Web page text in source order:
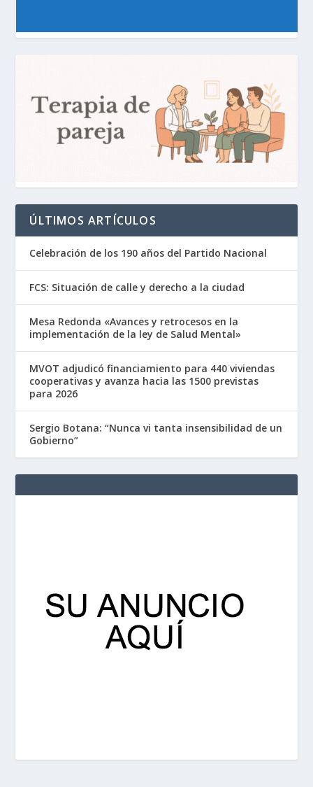
ÚLTIMOS ARTÍCULOS
Celebración de los 190 años del Partido Nacional
FCS: Situación de calle y derecho a la ciudad
Mesa Redonda «Avances y retrocesos en la
implementación de la ley de Salud Mental»
MVOT adjudicó financiamiento para 440 viviendas
cooperativas y avanza hacia las 1500 previstas
para 2026
Sergio Botana: “Nunca vi tanta insensibilidad de un
Gobierno”